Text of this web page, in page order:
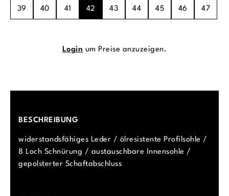
39 40 41 42 43 44 45 46 47
Login um Preise anzuzeigen.
BESCHREIBUNG
widerstandsfähiges Leder / ölresistente Profilsohle /
8 Loch Schnürung / austauschbare Innensohle /
gepolsterter Schaftabschluss